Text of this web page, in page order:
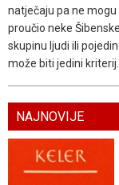
natječaju pa ne
proučio neke
skupinu ljudi ili
može biti jedini kriterij.
NAJNOVIJE